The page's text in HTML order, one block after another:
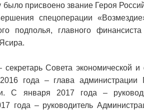
присвоено звание Героя
спецоперации
подполья, главного
Совета экономической
года – глава администрации
С января 2017 года –
года – руководитель